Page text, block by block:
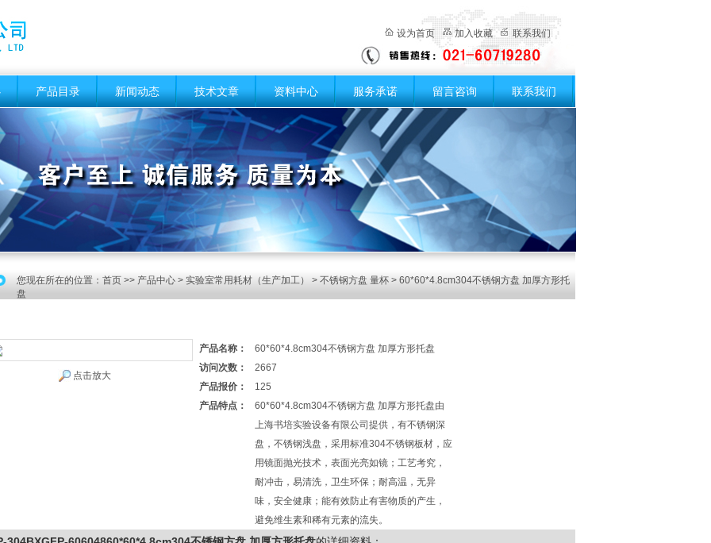
设为首页 加入收藏 联系我们
产品目录 新闻动态 技术文章 资料中心 服务承诺 留言咨询 联系我们
您现在所在的位置： 首页 >> 产品中心 > 实验室常用耗材（生产加工） > 不锈钢方盘 量杯 > 60*60*4.8cm304不锈钢方盘 加厚方形托
盘
点击放大
产品名称：
60*60*4.8cm304不锈钢方盘 加厚方形托盘
访问次数：
2667
产品报价：
125
产品特点：
60*60*4.8cm304不锈钢方盘 加厚方形托盘由
上海书培实验设备有限公司提供，有不锈钢深
盘，不锈钢浅盘，采用标准304不锈钢板材，应
用镜面抛光技术，表面光亮如镜；工艺考究，
耐冲击，易清洗，卫生环保；耐高温，无异
味，安全健康；能有效防止有害物质的产生，
避免维生素和稀有元素的流失。